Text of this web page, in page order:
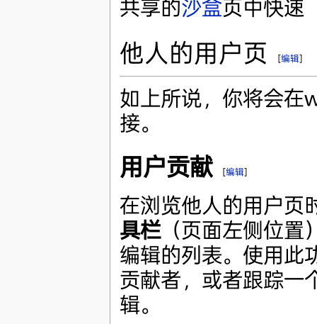
共享的沙盒页中快速
他人的用户页 [编辑]
如上所说，你将会在
接。
用户贡献 [编辑]
在浏览他人的用户页
具栏（页面左侧位置
编辑的列表。使用此
贡献者，或者跟踪一
辑。